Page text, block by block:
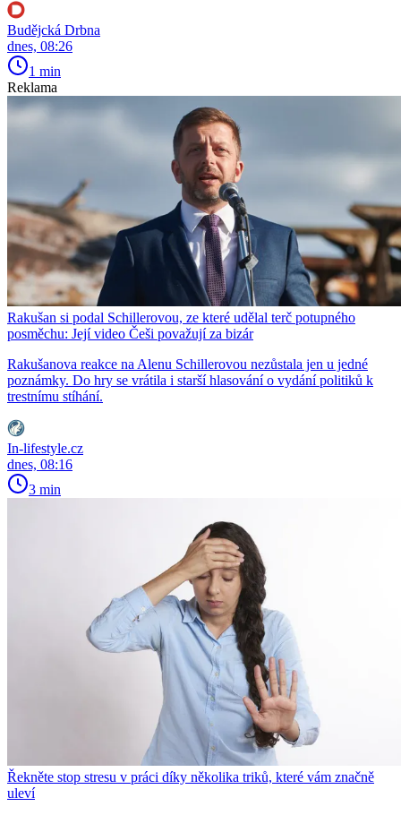
Budějcká Drbna
dnes, 08:26
1 min
Reklama
Rakušan si podal Schillerovou, ze které udělal terč potupného
posměchu: Její video Češi považují za bizár
Rakušanova reakce na Alenu Schillerovou nezůstala jen u jedné
poznámky. Do hry se vrátila i starší hlasování o vydání politiků k
trestnímu stíhání.
In-lifestyle.cz
dnes, 08:16
3 min
Řekněte stop stresu v práci díky několika triků, které vám značně
uleví